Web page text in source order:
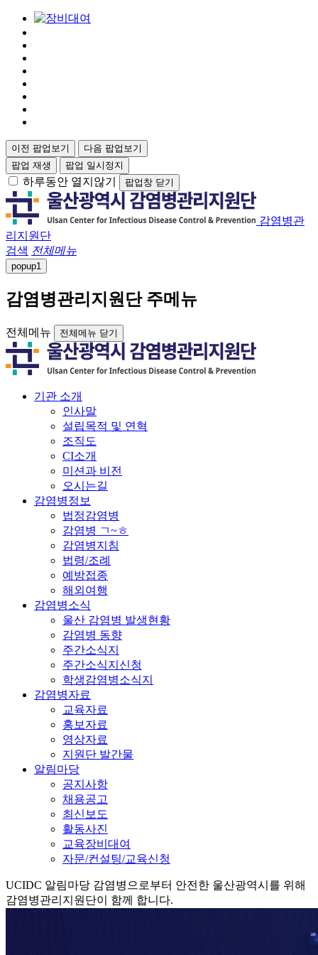
이전 팝업보기
다음 팝업보기
팝업 재생
팝업 일시정지
하루동안 열지않기 팝업창 닫기
감염병관
리지원단
검색 전체메뉴
popup1
감염병관리지원단 주메뉴
전체메뉴 전체메뉴 닫기
기관 소개
인사말
설립목적 및 연혁
조직도
CI소개
미션과 비전
오시는길
감염병정보
법정감염병
감염병 ㄱ~ㅎ
감염병지침
법령/조례
예방접종
해외여행
감염병소식
울산 감염병 발생현황
감염병 동향
주간소식지
주간소식지신청
학생감염병소식지
감염병자료
교육자료
홍보자료
영상자료
지원단 발간물
알림마당
공지사항
채용공고
최신보도
활동사진
교육장비대여
자문/컨설팅/교육신청
UCIDC 알림마당 감염병으로부터 안전한 울산광역시를 위해
감염병관리지원단이 함께 합니다.